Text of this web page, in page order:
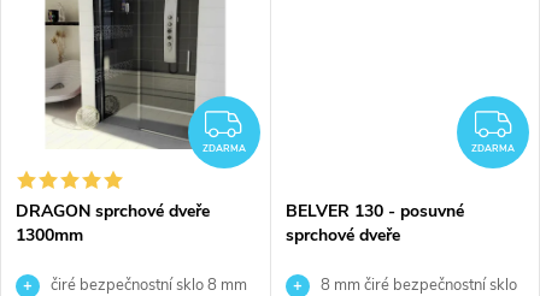
ZDARMA
ZDARMA
DRAGON sprchové dveře
1300mm
čiré bezpečnostní sklo 8 mm
ZDARMA
BELVER 130 - posuvné
sprchové dveře
8 mm čiré bezpečnostní sklo